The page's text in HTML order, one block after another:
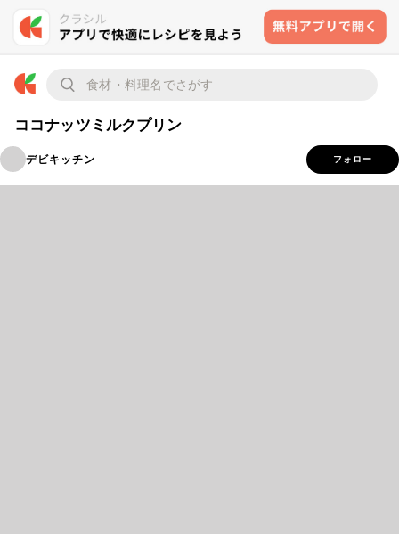
ココナッツミルクプリン
デビキッチン フォロー